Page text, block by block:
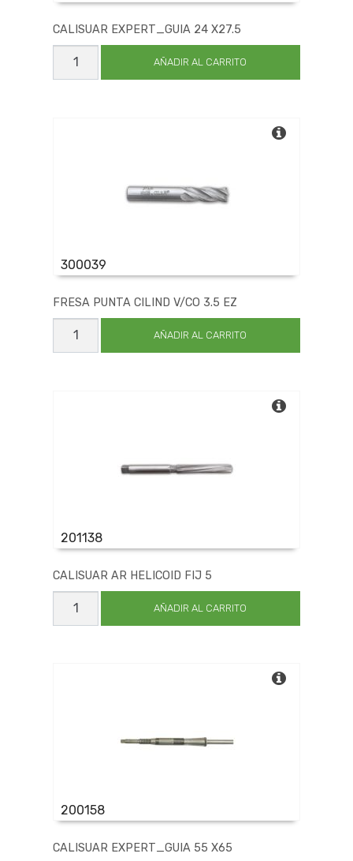
CALISUAR EXPERT_GUIA 24 X27.5
CALISUAR
EXPERT_GUIA
24
AÑADIR AL CARRITO
300039
FRESA PUNTA CILIND V/CO 3.5 EZ
FRESA
PUNTA
AÑADIR AL CARRITO
201138
CALISUAR AR HELICOID FIJ 5
CALISUAR
AÑADIR AL CARRITO
200158
CALISUAR EXPERT_GUIA 55 X65